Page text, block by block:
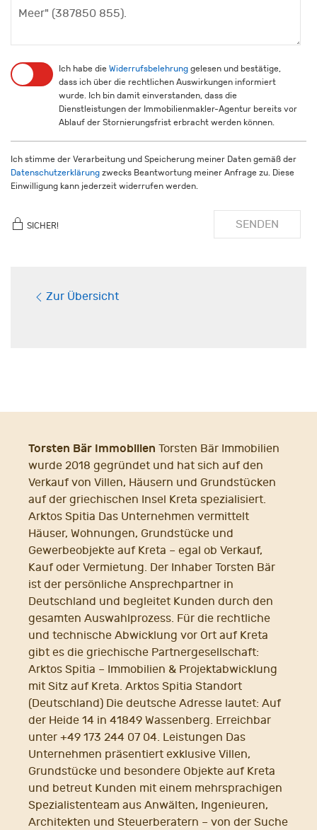
Ich habe die Widerrufsbelehrung gelesen und bestätige,
dass ich über die rechtlichen Auswirkungen informiert
wurde. Ich bin damit einverstanden, dass die
Dienstleistungen der Immobilienmakler-Agentur bereits vor
Ablauf der Stornierungsfrist erbracht werden können.
Ich stimme der Verarbeitung und Speicherung meiner Daten gemäß der
Datenschutzerklärung zwecks Beantwortung meiner Anfrage zu. Diese
Einwilligung kann jederzeit widerrufen werden.
SICHER! SENDEN
Zur Übersicht
Torsten Bär Immobilien Torsten Bär Immobilien
wurde 2018 gegründet und hat sich auf den
Verkauf von Villen, Häusern und Grundstücken
auf der griechischen Insel Kreta spezialisiert.
Arktos Spitia Das Unternehmen vermittelt
Häuser, Wohnungen, Grundstücke und
Gewerbeobjekte auf Kreta – egal ob Verkauf,
Kauf oder Vermietung. Der Inhaber Torsten Bär
ist der persönliche Ansprechpartner in
Deutschland und begleitet Kunden durch den
gesamten Auswahlprozess. Für die rechtliche
und technische Abwicklung vor Ort auf Kreta
gibt es die griechische Partnergesellschaft:
Arktos Spitia – Immobilien & Projektabwicklung
mit Sitz auf Kreta. Arktos Spitia Standort
(Deutschland) Die deutsche Adresse lautet: Auf
der Heide 14 in 41849 Wassenberg. Erreichbar
unter +49 173 244 07 04. Leistungen Das
Unternehmen präsentiert exklusive Villen,
Grundstücke und besondere Objekte auf Kreta
und betreut Kunden mit einem mehrsprachigen
Spezialistenteam aus Anwälten, Ingenieuren,
Architekten und Steuerberatern – von der Suche